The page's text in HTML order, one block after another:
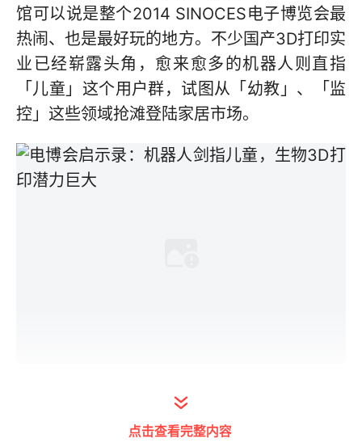
馆可以说是整个2014 SINOCES电子博览会最
热闹、也是最好玩的地方。不少国产3D打印实
业已经崭露头角，愈来愈多的机器人则直指
「儿童」这个用户群，试图从「幼教」、「监
控」这些领域抢滩登陆家居市场。
点击查看完整内容